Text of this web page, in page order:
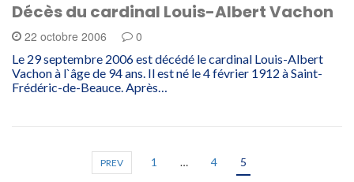
Décès du cardinal Louis-Albert Vachon
22 octobre 2006 0
Le 29 septembre 2006 est décédé le cardinal Louis-Albert
Vachon à l`âge de 94 ans. Il est né le 4 février 1912 à Saint-
Frédéric-de-Beauce. Après…
PREV 1 … 4 5